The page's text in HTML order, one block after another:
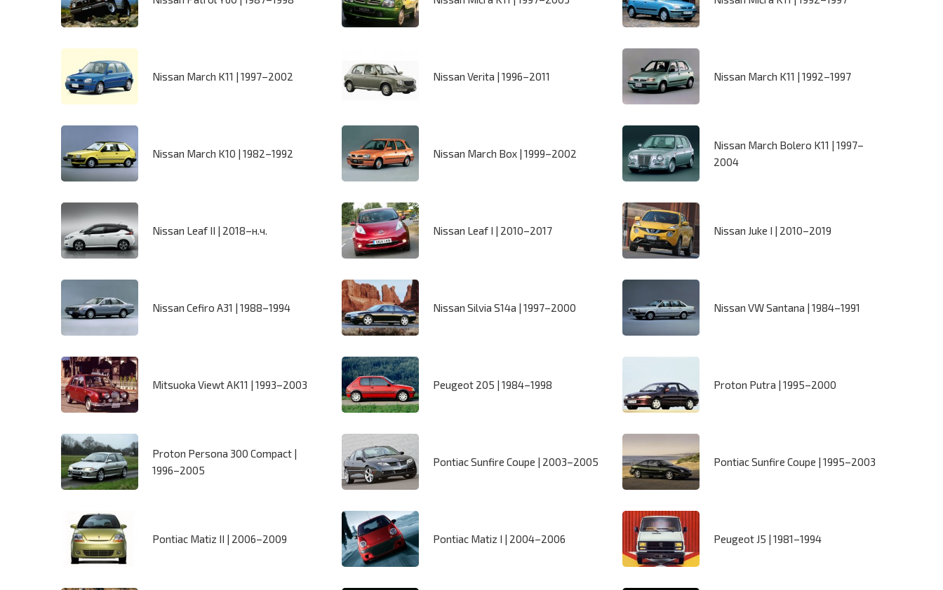
Nissan March K11 | 1997–2002 Nissan Verita | 1996–2011 Nissan March K11 | 1992–1997
Nissan March K10 | 1982–1992 Nissan March Box | 1999–2002
Nissan March Bolero K11 | 1997–
2004
Nissan Leaf II | 2018–н.ч. Nissan Leaf I | 2010–2017 Nissan Juke I | 2010–2019
Nissan Cefiro A31 | 1988–1994 Nissan Silvia S14a | 1997–2000 Nissan VW Santana | 1984–1991
Mitsuoka Viewt AK11 | 1993–2003 Peugeot 205 | 1984–1998 Proton Putra | 1995–2000
Proton Persona 300 Compact |
1996–2005
Pontiac Sunfire Coupe | 2003–2005 Pontiac Sunfire Coupe | 1995–2003
Pontiac Matiz II | 2006–2009 Pontiac Matiz I | 2004–2006 Peugeot J5 | 1981–1994